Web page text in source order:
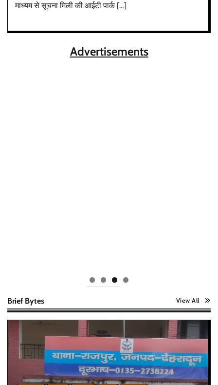
माध्यम से सूचना मिली की आईटी पार्क […]
Advertisements
Brief Bytes View All